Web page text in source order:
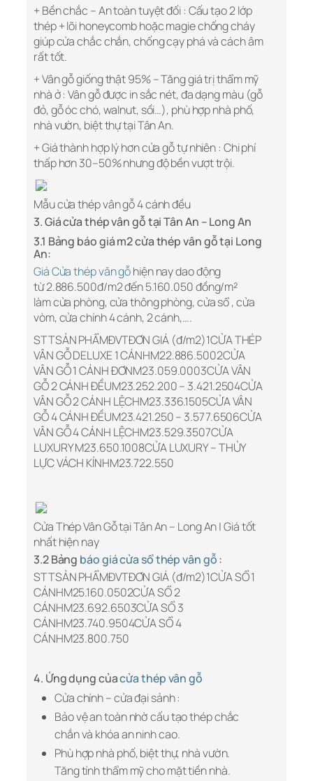
+ Bền chắc – An toàn tuyệt đối : Cấu tạo 2 lớp
thép + lõi honeycomb hoặc magie chống cháy
giúp cửa chắc chắn, chống cạy phá và cách âm
rất tốt.
+ Vân gỗ giống thật 95% – Tăng giá trị thẩm mỹ
nhà ở : Vân gỗ được in sắc nét, đa dạng màu (gỗ
đỏ, gỗ óc chó, walnut, sồi…), phù hợp nhà phố,
nhà vườn, biệt thự tại Tân An.
+ Giá thành hợp lý hơn cửa gỗ tự nhiên : Chi phí
thấp hơn 30–50% nhưng độ bền vượt trội.
Mẫu cửa thép vân gỗ 4 cánh đều
3. Giá cửa thép vân gỗ tại Tân An – Long An
3.1 Bảng báo giá m2 cửa thép vân gỗ tại Long
An:
Giá Cửa thép vân gỗhiện nay dao động
từ 2.886.500đ/m2 đến 5.160.050 đồng/m²
làm cửa phòng, cửa thông phòng, cửa sổ , cửa
vòm, cửa chính 4 cánh, 2 cánh,….
STTSẢN PHẨMĐVTĐƠN GIÁ (đ/m2)1CỬA THÉP
VÂN GỖ DELUXE 1 CÁNHM22.886.5002CỬA
VÂN GỖ 1 CÁNH ĐƠNM23.059.0003CỬA VÂN
GỖ 2 CÁNH ĐỀUM23.252.200 – 3.421.2504CỬA
VÂN GỖ 2 CÁNH LỆCHM23.336.1505CỬA VÂN
GỖ 4 CÁNH ĐỀUM23.421.250 – 3.577.6506CỬA
VÂN GỖ 4 CÁNH LỆCHM23.529.3507CỬA
LUXURY M23.650.1008CỬA LUXURY – THỦY
LỰC VÁCH KÍNHM23.722.550
Cửa Thép Vân Gỗ tại Tân An – Long An | Giá tốt
nhất hiện nay
3.2 Bảng báo giá cửa sổ thép vân gỗ:
STTSẢN PHẨMĐVTĐƠN GIÁ (đ/m2)1CỬA SỔ 1
CÁNHM25.160.0502CỬA SỔ 2
CÁNHM23.692.6503CỬA SỔ 3
CÁNHM23.740.9504CỬA SỔ 4
CÁNHM23.800.750
4. Ứng dụng củacửa thép vân gỗ
Cửa chính – cửa đại sảnh :
Bảo vệ an toàn nhờ cấu tạo thép chắc
chắn và khóa an ninh cao.
Phù hợp nhà phố, biệt thự, nhà vườn.
Tăng tính thẩm mỹ cho mặt tiền nhà.